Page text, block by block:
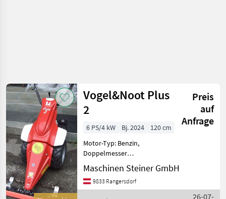
Vogel&Noot Plus
2
Preis
auf
Anfrage
6 PS/4 kW Bj. 2024
120 cm
Motor-Typ: Benzin,
Doppelmesser
Schnittbreite 120cm, Honda
GX200 Motor; Landwirtsch.
Motorfahrzeuge
Maschinen Steiner GmbH
9833 Rangersdorf
26-07-